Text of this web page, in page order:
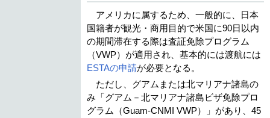
アメリカに属するため、一般的に、日本
国籍者が観光・商用目的で米国に90日以内
の期間滞在する際は査証免除プログラム
（VWP）が適用され、基本的には渡航には
ESTAの申請が必要となる。
ただし、グアムまたは北マリアナ諸島の
み「グアム－北マリアナ諸島ビザ免除プロ
グラム（Guam-CNMI VWP）」があり、45